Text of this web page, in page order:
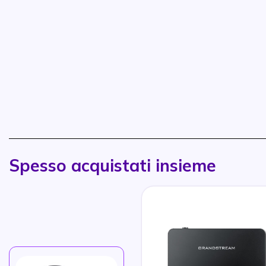
Spesso acquistati insieme